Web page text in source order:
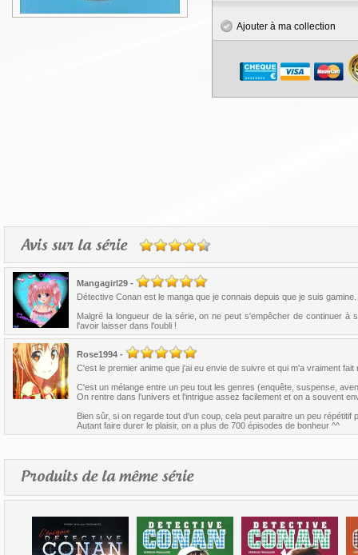
Ajouter à ma collection
Avis sur la série
Mangagirl29 -
Détective Conan est le manga que je connais depuis que je suis
Malgré la longueur de la série, on ne peut s'empêcher de continuer
l'avoir laisser dans l'oubli !
Rose1994 -
C'est le premier anime que j'ai eu envie de suivre et qui m'a vraiment
C'est un mélange entre un peu tout les genres (enquête, suspense,
On rentre dans l'univers et l'intrigue assez facilement et on a souvent
Bien sûr, si on regarde tout d'un coup, cela peut paraitre un peu répétitif
Autant faire durer le plaisir, on a plus de 700 épisodes de bonheur ^^
Produits de la même série